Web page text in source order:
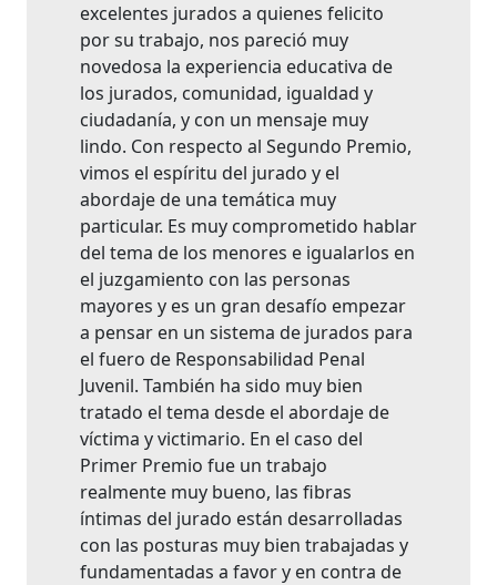
excelentes jurados a quienes felicito
por su trabajo, nos pareció muy
novedosa la experiencia educativa de
los jurados, comunidad, igualdad y
ciudadanía, y con un mensaje muy
lindo. Con respecto al Segundo Premio,
vimos el espíritu del jurado y el
abordaje de una temática muy
particular. Es muy comprometido hablar
del tema de los menores e igualarlos en
el juzgamiento con las personas
mayores y es un gran desafío empezar
a pensar en un sistema de jurados para
el fuero de Responsabilidad Penal
Juvenil. También ha sido muy bien
tratado el tema desde el abordaje de
víctima y victimario. En el caso del
Primer Premio fue un trabajo
realmente muy bueno, las fibras
íntimas del jurado están desarrolladas
con las posturas muy bien trabajadas y
fundamentadas a favor y en contra de